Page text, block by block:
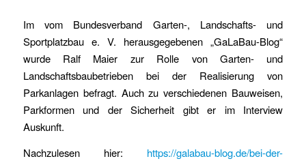
Im vom Bundesverband Garten-, Landschafts- und
Sportplatzbau e. V. herausgegebenen „GaLaBau-Blog“
wurde Ralf Maier zur Rolle von Garten- und
Landschaftsbaubetrieben bei der Realisierung von
Parkanlagen befragt. Auch zu verschiedenen Bauweisen,
Parkformen und der Sicherheit gibt er im Interview
Auskunft.
Nachzulesen hier: https://galabau-blog.de/bei-der-